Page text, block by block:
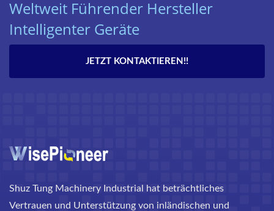
Weltweit Führender Hersteller
Intelligenter Geräte
JETZT KONTAKTIEREN!!
Shuz Tung Machinery Industrial hat beträchtliches
Vertrauen und Unterstützung von inländischen und